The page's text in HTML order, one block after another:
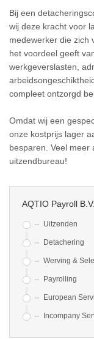
Bij een
wij deze kracht voor
medewerker die zich
het voordeel geeft
werkgeverslasten,
compleet ontzorgd
Omdat wij een
onze kostprijs lager
besparen. Veel meer
uitzendbureau!
AQTIO Payroll B.V.
Uitzenden
Detachering
Werving &
Payrolling
European
Incompany